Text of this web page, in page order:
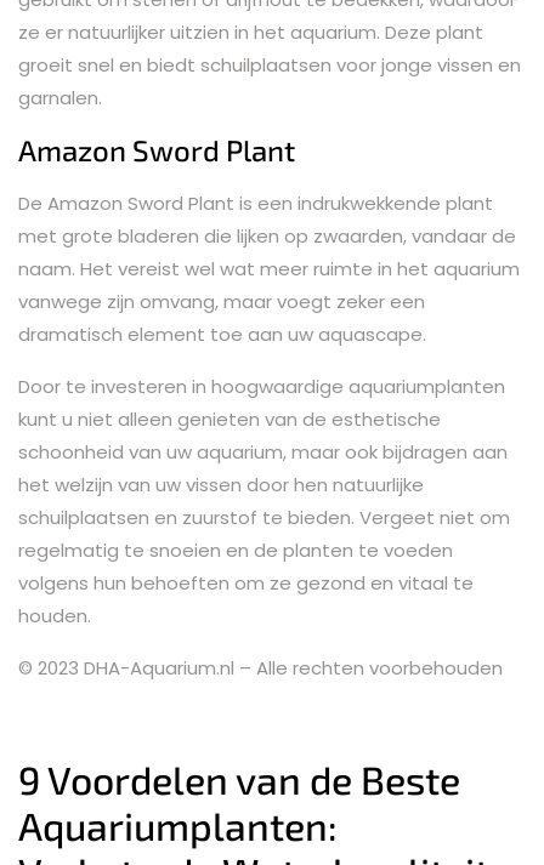
ze er natuurlijker uitzien in het aquarium. Deze plant
groeit snel en biedt schuilplaatsen voor jonge vissen en
garnalen.
Amazon Sword Plant
De Amazon Sword Plant is een indrukwekkende plant
met grote bladeren die lijken op zwaarden, vandaar de
naam. Het vereist wel wat meer ruimte in het aquarium
vanwege zijn omvang, maar voegt zeker een
dramatisch element toe aan uw aquascape.
Door te investeren in hoogwaardige aquariumplanten
kunt u niet alleen genieten van de esthetische
schoonheid van uw aquarium, maar ook bijdragen aan
het welzijn van uw vissen door hen natuurlijke
schuilplaatsen en zuurstof te bieden. Vergeet niet om
regelmatig te snoeien en de planten te voeden
volgens hun behoeften om ze gezond en vitaal te
houden.
© 2023 DHA-Aquarium.nl – Alle rechten voorbehouden
9 Voordelen van de Beste
Aquariumplanten: